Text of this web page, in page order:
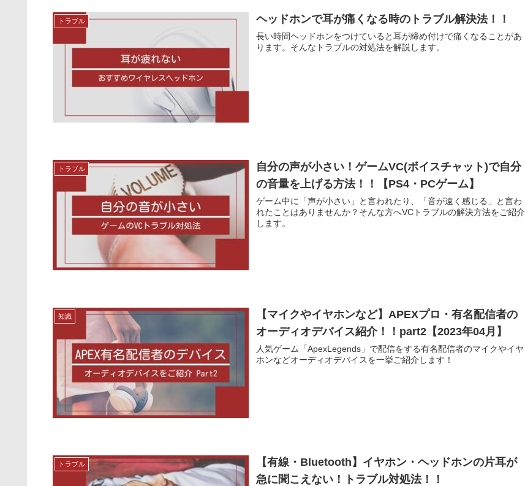
トラブル ヘッドホンで耳が痛くなる時のトラブル解決法！！
長い時間ヘッドホンをつけていると耳が締め付けで痛くなることがあ
ります。そんなトラブルの対処法を解説します。
トラブル
自分の声が小さい！ゲームVC(ボイスチャット)で自分
の音量を上げる方法！！【PS4・PCゲーム】
ゲーム中に「声が小さい」と言われたり、「音が遠く感じる」と言わ
れたことはありませんか？そんな方へVCトラブルの解決方法をご紹介
します。
知識
【マイクやイヤホンなど】APEXプロ・有名配信者の
オーディオデバイス紹介！！part2【2023年04月】
人気ゲーム「ApexLegends」で配信をする有名配信者のマイクやイヤ
ホンなどオーディオデバイスを一挙ご紹介します！
トラブル
【有線・Bluetooth】イヤホン・ヘッドホンの片耳が
急に聞こえない！トラブル対処法！！